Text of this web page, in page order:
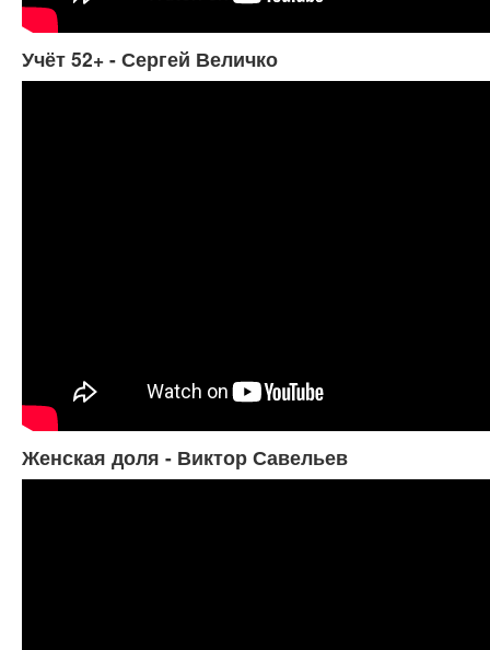
Учёт 52+ - Сергей Величко
Женская доля - Виктор Савельев